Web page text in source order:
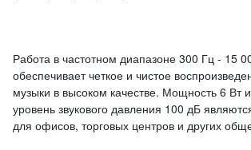
Работа в частотном диапазоне 300 Гц - 15
обеспечивает четкое и чистое
музыки в высоком качестве. Мощность 6 Вт
уровень звукового давления 100 дБ
для офисов, торговых центров и других